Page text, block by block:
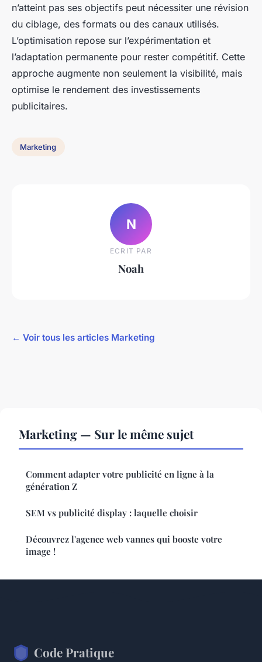
n’atteint pas ses objectifs peut nécessiter une révision
du ciblage, des formats ou des canaux utilisés.
L’optimisation repose sur l’expérimentation et
l’adaptation permanente pour rester compétitif. Cette
approche augmente non seulement la visibilité, mais
optimise le rendement des investissements
publicitaires.
Marketing
N
ECRIT PAR
Noah
← Voir tous les articles Marketing
Marketing — Sur le même sujet
Comment adapter votre publicité en ligne à la
génération Z
SEM vs publicité display : laquelle choisir
Découvrez l'agence web vannes qui booste votre
image !
Code Pratique